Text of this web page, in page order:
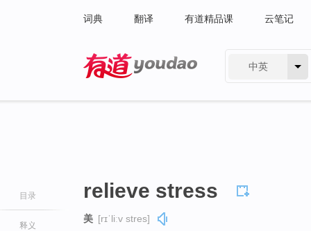
词典 翻译 有道精品课 云笔记
中英
目录
释义
relieve stress
美 [rɪˈliːv stres]